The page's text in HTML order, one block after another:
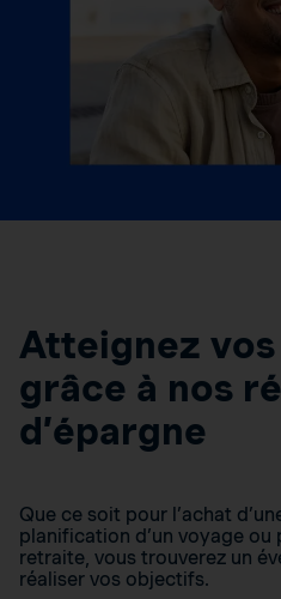
Atteignez
grâce à nos
d’épargne
Que ce soit pour l’achat
planification d’un voyage ou
retraite, vous trouverez un
réaliser vos objectifs.